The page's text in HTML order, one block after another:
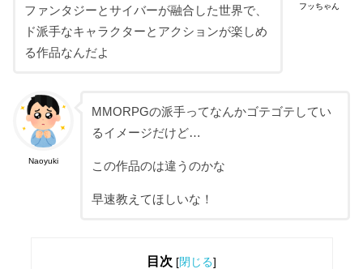
フッちゃん
ファンタジーとサイバーが融合した世界で、
ド派手なキャラクターとアクションが楽しめ
る作品なんだよ
Naoyuki
MMORPGの派手ってなんかゴテゴテしてい
るイメージだけど…
この作品のは違うのかな
早速教えてほしいな！
目次 [閉じる]